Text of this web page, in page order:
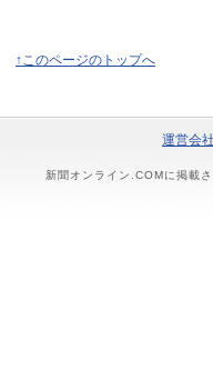
↑このページのトップへ
運営会社
新聞オンライン.COMに掲載